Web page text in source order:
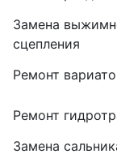
Замена
сцепления
Ремонт
Ремонт
Замена